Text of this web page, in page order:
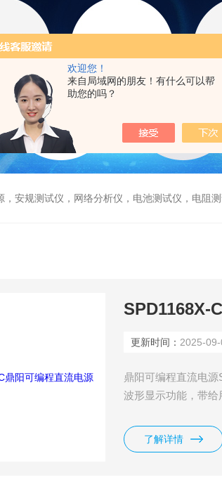
欢迎您！
来自局域网的朋友！有什么可以帮
助您的吗？
试仪，网络分析仪，电池测试仪，电阻测试仪，数据采
SPD1168X-
更新时间： 2025-09-
鼎阳可编程直流电
波形显示功能，带给
不同类型的生产和研
了解详情